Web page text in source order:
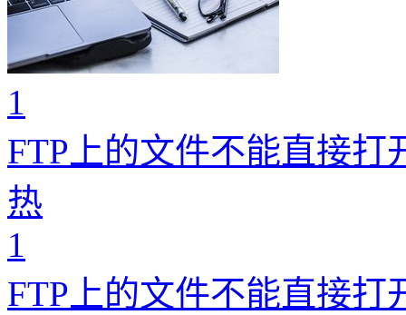
1
FTP上的文件不能直接打
热
1
FTP上的文件不能直接打